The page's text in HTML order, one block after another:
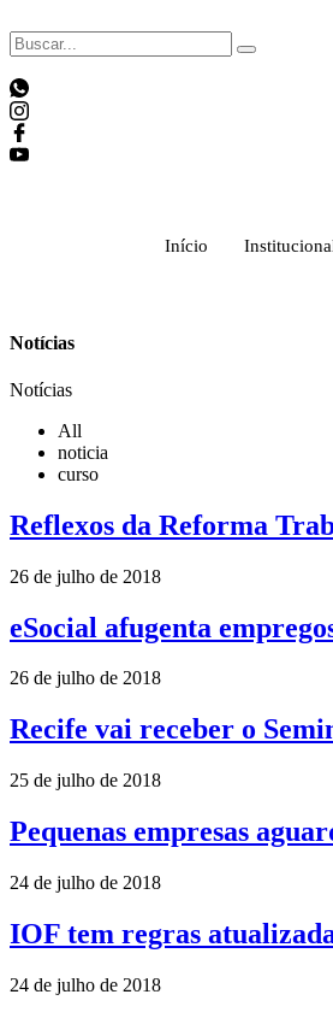
to
content
Início
Notícias
Notícias
All
noticia
curso
Reflexos da Reforma
26 de julho de 2018
eSocial afugenta
26 de julho de 2018
Recife vai receber o
25 de julho de 2018
Pequenas empresas
24 de julho de 2018
IOF tem regras
24 de julho de 2018